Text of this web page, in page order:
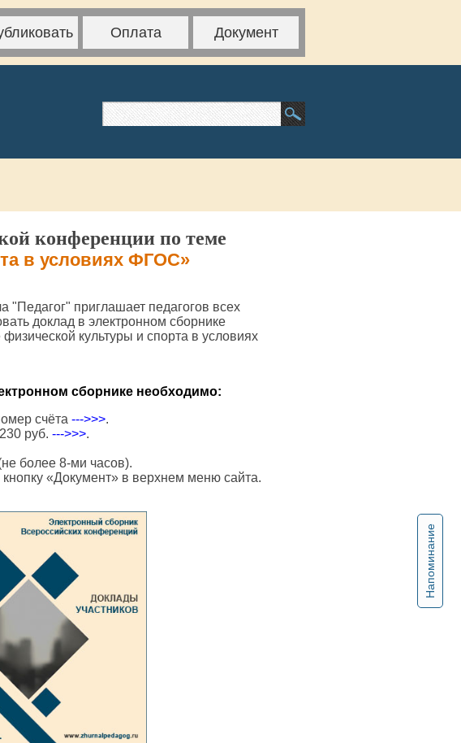
Оплата Документ
Напоминание
конференции по теме
в условиях ФГОС»
приглашает педагогов всех
доклад в электронном сборнике
культуры и спорта в условиях
сборнике необходимо:
счёта --->>>.
руб. --->>>.
более 8-ми часов).
«Документ» в верхнем меню сайта.